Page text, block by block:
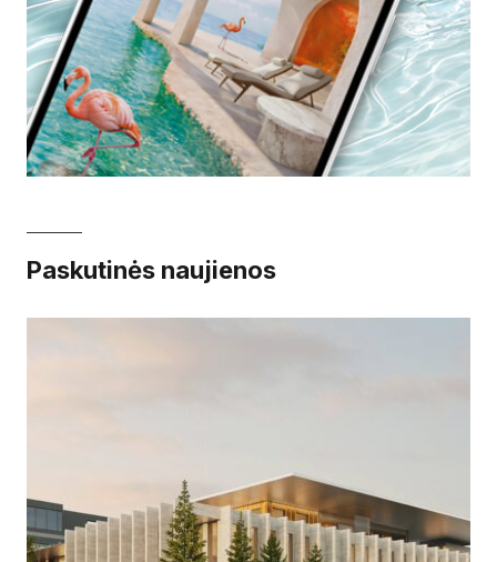
Paskutinės naujienos